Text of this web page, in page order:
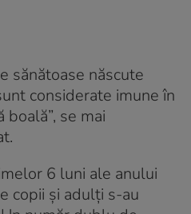
sănătoase născute
considerate imune în
se mai
6 luni ale anului
copii și adulți s-au